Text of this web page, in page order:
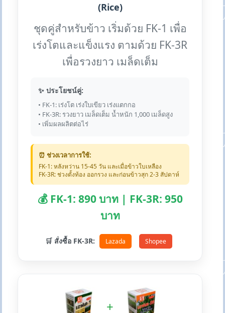
(Rice)
ชุดคู่สำหรับข้าว เริ่มด้วย FK-1 เพื่อ
เร่งโตและแข็งแรง ตามด้วย FK-3R
เพื่อรวงยาว เมล็ดเต็ม
✨ ประโยชน์คู่:
• FK-1: เร่งโต เร่งใบเขียว เร่งแตกกอ
• FK-3R: รวงยาว เมล็ดเต็ม น้ำหนัก 1,000 เมล็ดสูง
• เพิ่มผลผลิตต่อไร่
⏰ ช่วงเวลาการใช้:
FK-1: หลังหว่าน 15-45 วัน และเมื่อข้าวใบเหลือง
FK-3R: ช่วงตั้งท้อง ออกรวง และก่อนข้าวสุก 2-3 สัปดาห์
💰 FK-1: 890 บาท | FK-3R: 950
บาท
🛒 สั่งซื้อ FK-3R: Lazada Shopee
+